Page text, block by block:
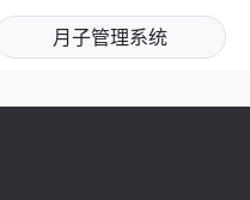
月子管理系统